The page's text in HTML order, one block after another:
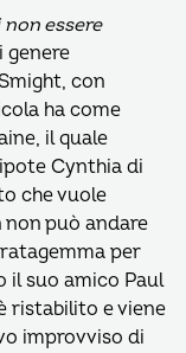
non essere
genere
con
ha come
il quale
Cynthia di
che vuole
può andare
per
il suo amico Paul
ristabilito e viene
improvviso di